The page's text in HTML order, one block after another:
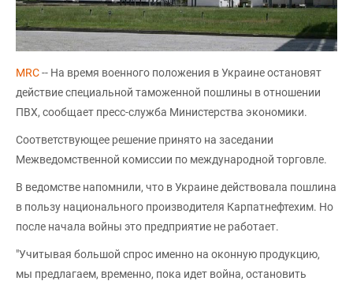
MRC-- На время военного положения в Украине остановят
действие специальной таможенной пошлины в отношении
ПВХ, сообщает пресс-служба Министерства экономики.
Соответствующее решение принято на заседании
Межведомственной комиссии по международной торговле.
В ведомстве напомнили, что в Украине действовала пошлина
в пользу национального производителя Карпатнефтехим. Но
после начала войны это предприятие не работает.
"Учитывая большой спрос именно на оконную продукцию,
мы предлагаем, временно, пока идет война, остановить